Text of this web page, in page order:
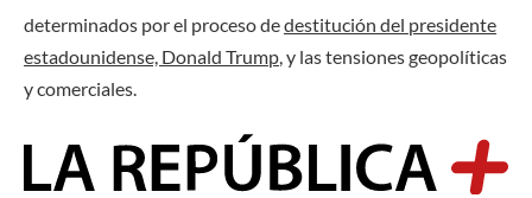
determinados por el proceso dedestitución del presidente
estadounidense, Donald Trump, y las tensiones geopolíticas
y comerciales.